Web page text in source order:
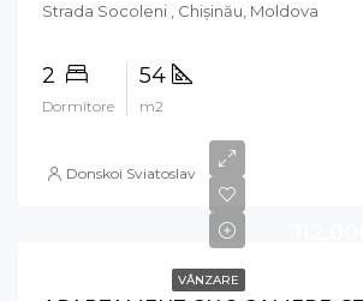
Strada Socoleni , Chișinău, Moldova
2
Dormitore
54
m2
Donskoi Sviatoslav
VÂNZARE